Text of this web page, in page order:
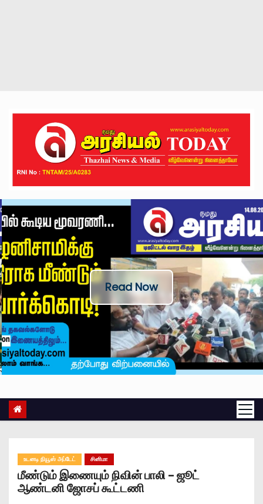
Read Now
உடனடி நியூஸ் அப்டேட் சினிமா
மீண்டும் இணையும் நிவின் பாலி – ஜூட்
ஆண்டனி ஜோசப் கூட்டணி